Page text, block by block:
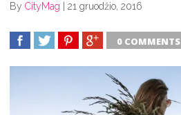
By CityMag 21 gruodžio, 2016
0 COMMENTS